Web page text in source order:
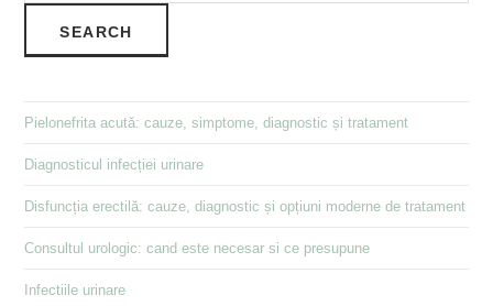
SEARCH
Pielonefrita acută: cauze, simptome, diagnostic și tratament
Diagnosticul infecției urinare
Disfuncția erectilă: cauze, diagnostic și opțiuni moderne de tratament
Consultul urologic: cand este necesar si ce presupune
Infectiile urinare